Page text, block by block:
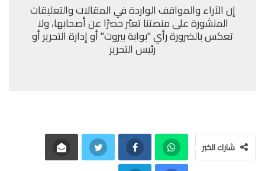
إن الآراء والمواقف الواردة في المقالات والتعليقات
المنشورة على منصتنا تعبّر حصرًا عن أصحابها، ولا
تعكس بالضرورة رأي "بوابة بيروت" أو إدارة التحرير أو
رئيس التحرير
شارك الخبر